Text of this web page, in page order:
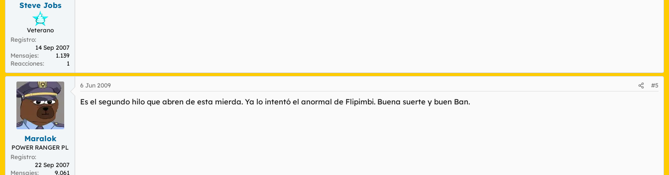
Steve Jobs
Veterano
Registro
14 Sep 2007
Mensajes
1.139
Reacciones
1
Maralok
POWER RANGER PL
Registro
22 Sep 2007
Mensajes
9.061
6 Jun 2009 #5
Es el segundo hilo que abren de esta mierda. Ya lo intentó el anormal de Flipimbi. Buena suerte y buen Ban.